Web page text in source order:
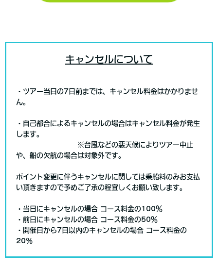
キャンセルについて
・ツアー当日の7日前までは、キャンセル料金はかかりませ
ん。
・自己都合によるキャンセルの場合はキャンセル料金が発生
します。
※台風などの悪天候によりツアー中止
や、船の欠航の場合は対象外です。
ポイント変更に伴うキャンセルに関しては乗船料のみお支払
い頂きますので予めご了承の程宜しくお願い致します。
・当日にキャンセルの場合 コース料金の100％
・前日にキャンセルの場合 コース料金の50％
・開催日から7日以内のキャンセルの場合 コース料金の
20%